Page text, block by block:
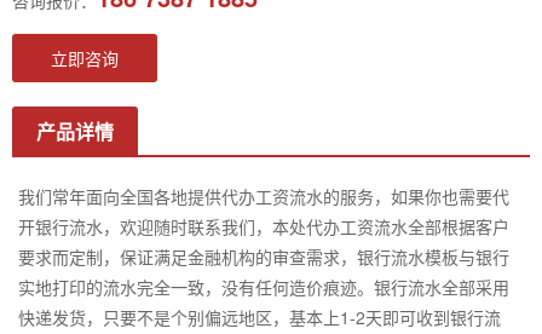
立即咨询
产品详情
我们常年面向全国各地提供代办工资流水的服务，如果你也需要代
开银行流水，欢迎随时联系我们，本处代办工资流水全部根据客户
要求而定制，保证满足金融机构的审查需求，银行流水模板与银行
实地打印的流水完全一致，没有任何造价痕迹。银行流水全部采用
快递发货，只要不是个别偏远地区，基本上1-2天即可收到银行流